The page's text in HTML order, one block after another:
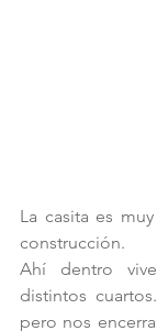
La casita es
construcción.
Ahí dentro
distintos
pero nos